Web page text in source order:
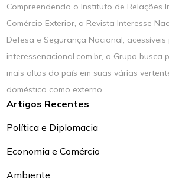
Compreendendo o Instituto de Relações
Comércio Exterior, a Revista Interesse
Defesa e Segurança Nacional,
interessenacional.com.br, o Grupo busca
mais altos do país em suas várias
doméstico como externo.
Artigos Recentes
Política e Diplomacia
Economia e Comércio
Ambiente